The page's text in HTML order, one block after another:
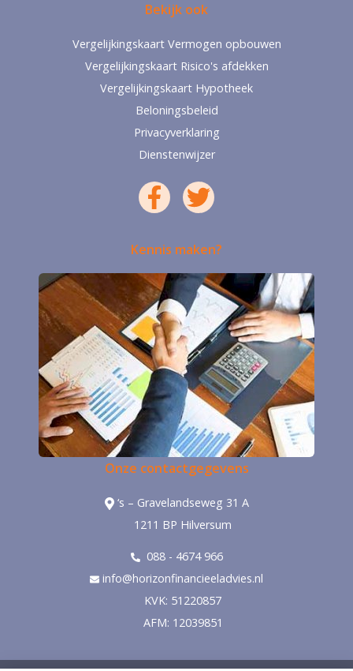
Bekijk ook
Vergelijkingskaart Vermogen opbouwen
Vergelijkingskaart Risico's afdekken
Vergelijkingskaart Hypotheek
Beloningsbeleid
Privacyverklaring
Dienstenwijzer
Kennis maken?
Onze contactgegevens
‘s – Gravelandseweg 31 A
1211 BP Hilversum
088 - 4674 966
info@horizonfinancieeladvies.nl
KVK: 51220857
AFM: 12039851